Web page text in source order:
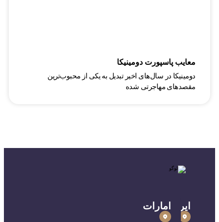
معایب پاسپورت دومینیکا
دومینیکا در سال‌های اخیر تبدیل به یکی از محبوب‌ترین
مقصدهای مهاجرتی شده
ایران امارات